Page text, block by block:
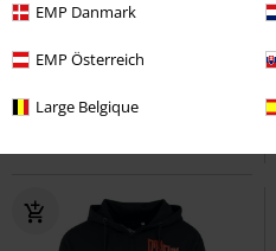
EMP Danmark
EMP Österreich
Large Belgique
279.90 zł
Don't Care Flames